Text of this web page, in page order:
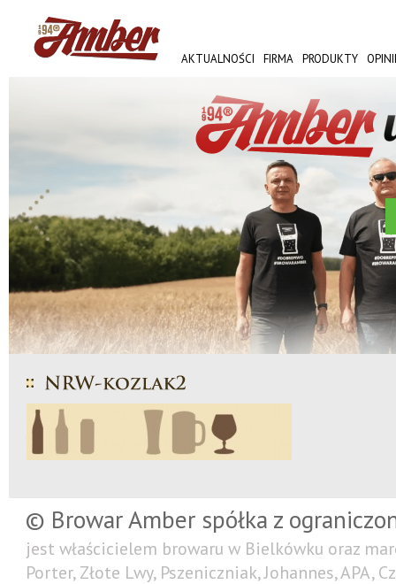
AKTUALNOŚCI FIRMA PRODUKTY
AMBER FEST
© Browar Amber spółka z
jest właścicielem browaru w Bielkówku oraz
Porter, Złote Lwy, Pszeniczniak, Johannes, APA,